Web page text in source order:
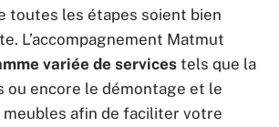
toutes les étapes soient bien
L’accompagnement Matmut
variée de services tels que la
ou encore le démontage et le
afin de faciliter votre